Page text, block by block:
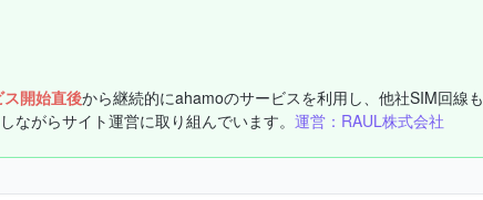
開始直後から継続的にahamoのサービスを利用し、他社SIM回線も
しながらサイト運営に取り組んでいます。 運営：RAUL株式会社